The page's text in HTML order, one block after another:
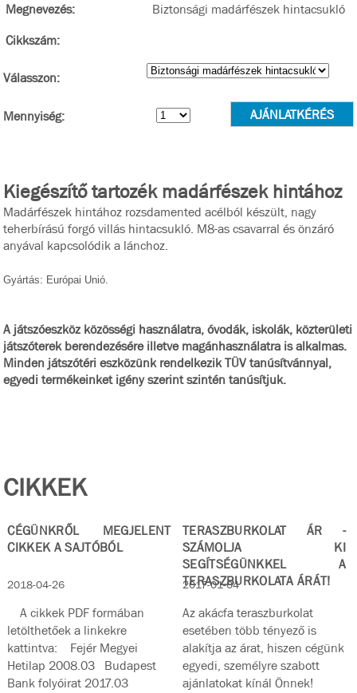
Megnevezés:
Biztonsági madárfészek hintacsukló
Cikkszám:
Válasszon:
Mennyiség:
Kiegészítő tartozék madárfészek hintához
Madárfészek hintához rozsdamented acélból készült, nagy
teherbírású forgó villás hintacsukló. M8-as csavarral és önzáró
anyával kapcsolódik a lánchoz.
Gyártás: Európai Unió.
A játszóeszköz közösségi használatra, óvodák, iskolák, közterületi
játszóterek berendezésére illetve magánhasználatra is alkalmas.
Minden játszótéri eszközünk rendelkezik TÜV tanúsítvánnyal,
egyedi termékeinket igény szerint szintén tanúsítjuk.
CIKKEK
CÉGÜNKRŐL MEGJELENT
CIKKEK A SAJTÓBÓL
2018-04-26
A cikkek PDF formában
letölthetőek a linkekre
kattintva: Fejér Megyei
Hetilap 2008.03 Budapest
Bank folyóirat 2017.03
TERASZBURKOLAT ÁR -
SZÁMOLJA KI
SEGÍTSÉGÜNKKEL A
TERASZBURKOLATA ÁRÁT!
2017-01-04
Az akácfa teraszburkolat
esetében több tényező is
alakítja az árat, hiszen cégünk
egyedi, személyre szabott
ajánlatokat kínál Önnek!